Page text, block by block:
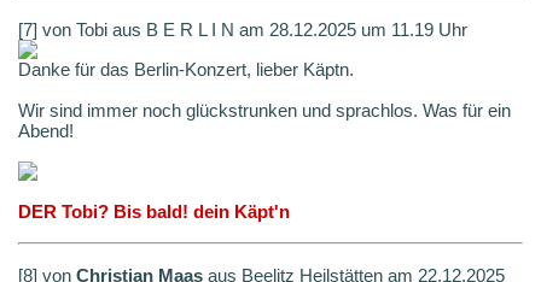
[7] von Tobi aus B E R L I N am 28.12.2025 um 11.19 Uhr
Danke für das Berlin-Konzert, lieber Käptn.
Wir sind immer noch glückstrunken und sprachlos. Was für ein
Abend!
DER Tobi? Bis bald! dein Käpt'n
[8] von Christian Maas aus Beelitz Heilstätten am 22.12.2025